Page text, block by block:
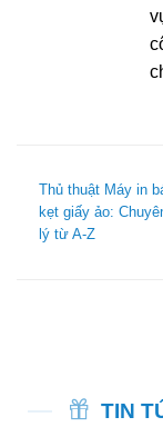
Thủ thuật Máy in
kẹt giấy ảo:
lý từ A-Z
TIN